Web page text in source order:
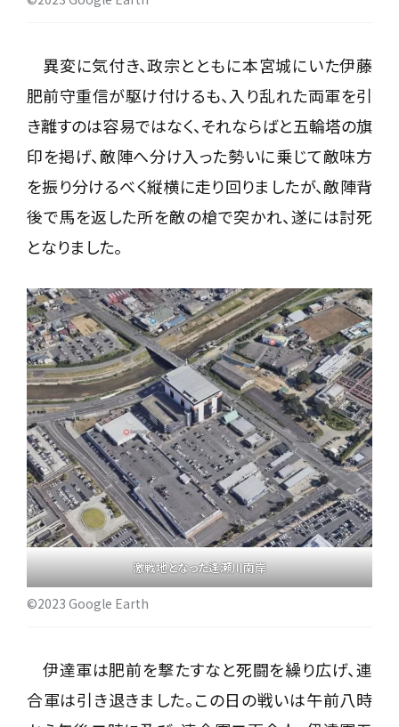
異変に気付き、政宗とともに本宮城にいた伊藤
肥前守重信が駆け付けるも、入り乱れた両軍を引
き離すのは容易ではなく、それならばと五輪塔の旗
印を掲げ、敵陣へ分け入った勢いに乗じて敵味方
を振り分けるべく縦横に走り回りましたが、敵陣背
後で馬を返した所を敵の槍で突かれ、遂には討死
となりました。
激戦地となった逢瀬川南岸
©2023 Google Earth
伊達軍は肥前を撃たすなと死闘を繰り広げ、連
合軍は引き退きました。この日の戦いは午前八時